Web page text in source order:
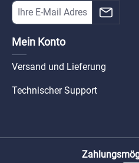
Mein Konto
Versand und Lieferung
Technischer Support